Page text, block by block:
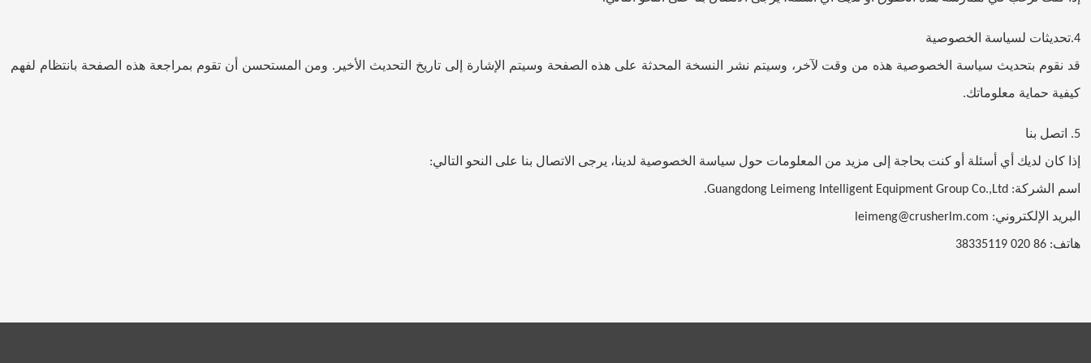
4. تحديثات لسياسة الخصوصية
قد نقوم بتحديث سياسة الخصوصية هذه من وقت لآخر، وسيتم نشر النسخة المحدثة على هذه الصفحة وسيتم الإشارة إلى تاريخ التحديث الأخير . ومن المستحسن أن تقوم بمراجعة هذه الصفحة بانتظام لفهم
كيفية حماية معلوماتك.
5.
اتصل بنا
إذا كان لديك أي أسئلة أو كنت بحاجة إلى مزيد من المعلومات حول سياسة الخصوصية لدينا، يرجى الاتصال بنا على النحو التالي:
اسم الشركة: Guangdong Leimeng Intelligent Equipment Group Co.,Ltd.
البريد الإلكتروني: leimeng@crusherlm.com
هاتف: 86 020 38335119